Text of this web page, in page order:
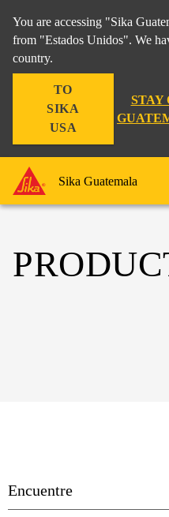
You are accessing "Sika
from "Estados Unidos". We
country.
TO
SIKA
USA
STAY
Sika Guatemala